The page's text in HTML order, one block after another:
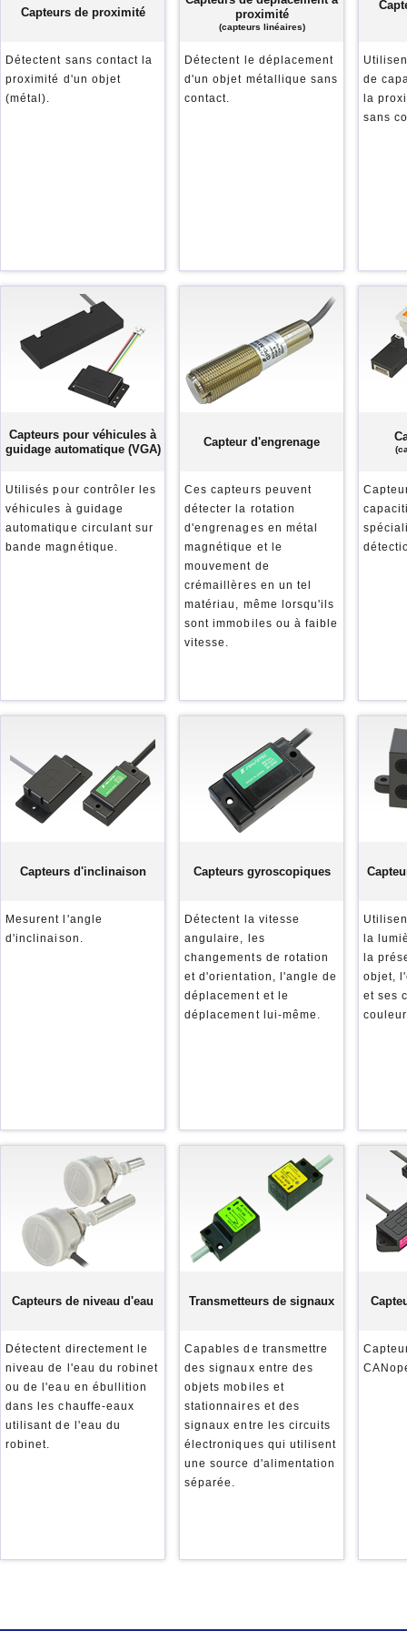
Capteurs de proximité
Détectent sans contact la
proximité d'un objet
(métal).
proximité
(capteurs linéaires)
Détectent le déplacement
d'un objet métallique sans
contact.
de
la
sans
Capteurs pour véhicules à
guidage automatique (VGA)
Utilisés pour contrôler les
véhicules à guidage
automatique circulant sur
bande magnétique.
Capteur d'engrenage
Ces capteurs peuvent
détecter la rotation
d'engrenages en métal
magnétique et le
mouvement de
crémaillères en un tel
matériau, même lorsqu'ils
sont immobiles ou à faible
vitesse.
Capteurs d'inclinaison
Mesurent l'angle
d'inclinaison.
Capteurs gyroscopiques
Détectent la vitesse
angulaire, les
changements de rotation
et d'orientation, l'angle de
déplacement et le
déplacement lui-même.
la
la
objet,
et ses
Capteurs de niveau d'eau
Détectent directement le
niveau de l'eau du robinet
ou de l'eau en ébullition
dans les chauffe-eaux
utilisant de l'eau du
robinet.
Transmetteurs de signaux
Capables de transmettre
des signaux entre des
objets mobiles et
stationnaires et des
signaux entre les circuits
électroniques qui utilisent
une source d'alimentation
séparée.